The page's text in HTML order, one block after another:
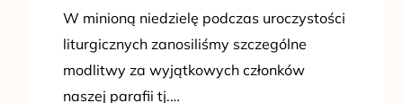
W minioną niedzielę podczas uroczystości
liturgicznych zanosiliśmy szczególne
modlitwy za wyjątkowych członków
naszej parafii tj.…